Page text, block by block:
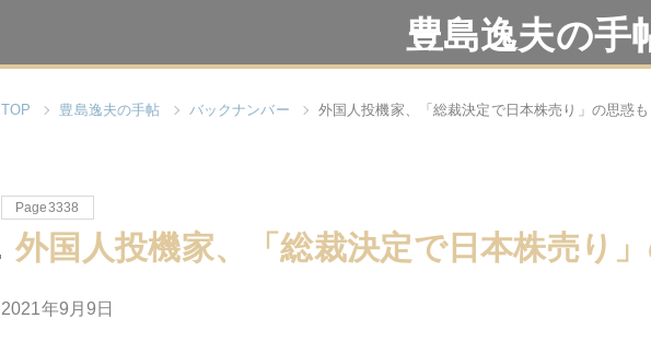
豊島逸夫の手
TOP 豊島逸夫の手帖 バックナンバー 外国人投機家、「総裁決定で日本株売り」の思惑も
Page3338
外国人投機家、「総裁決定で日本株売り
2021年9月9日